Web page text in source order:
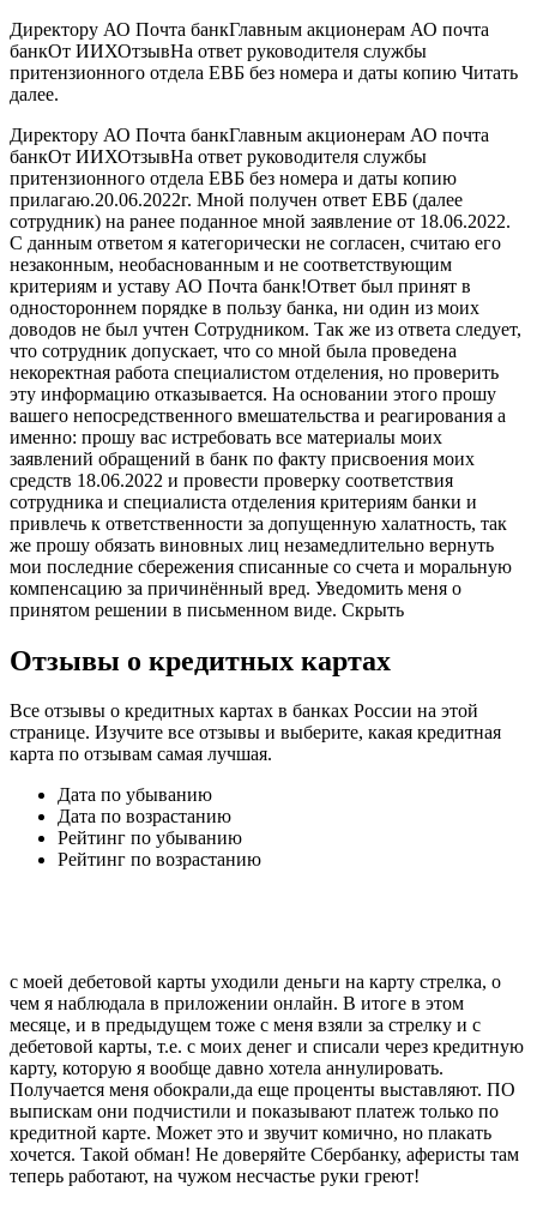
Директору АО Почта банкГлавным акционерам АО почта
банкОт ИИХОтзывНа ответ руководителя службы
притензионного отдела ЕВБ без номера и даты копию Читать
далее.
Директору АО Почта банкГлавным акционерам АО почта
банкОт ИИХОтзывНа ответ руководителя службы
притензионного отдела ЕВБ без номера и даты копию
прилагаю.20.06.2022г. Мной получен ответ ЕВБ (далее
сотрудник) на ранее поданное мной заявление от 18.06.2022.
С данным ответом я категорически не согласен, считаю его
незаконным, необаснованным и не соответствующим
критериям и уставу АО Почта банк!Ответ был принят в
одностороннем порядке в пользу банка, ни один из моих
доводов не был учтен Сотрудником. Так же из ответа следует,
что сотрудник допускает, что со мной была проведена
некоректная работа специалистом отделения, но проверить
эту информацию отказывается. На основании этого прошу
вашего непосредственного вмешательства и реагирования а
именно: прошу вас истребовать все материалы моих
заявлений обращений в банк по факту присвоения моих
средств 18.06.2022 и провести проверку соответствия
сотрудника и специалиста отделения критериям банки и
привлечь к ответственности за допущенную халатность, так
же прошу обязать виновных лиц незамедлительно вернуть
мои последние сбережения списанные со счета и моральную
компенсацию за причинённый вред. Уведомить меня о
принятом решении в письменном виде. Скрыть
Отзывы о кредитных картах
Все отзывы о кредитных картах в банках России на этой
странице. Изучите все отзывы и выберите, какая кредитная
карта по отзывам самая лучшая.
Дата по убыванию
Дата по возрастанию
Рейтинг по убыванию
Рейтинг по возрастанию
с моей дебетовой карты уходили деньги на карту стрелка, о
чем я наблюдала в приложении онлайн. В итоге в этом
месяце, и в предыдущем тоже с меня взяли за стрелку и с
дебетовой карты, т.е. с моих денег и списали через кредитную
карту, которую я вообще давно хотела аннулировать.
Получается меня обокрали,да еще проценты выставляют. ПО
выпискам они подчистили и показывают платеж только по
кредитной карте. Может это и звучит комично, но плакать
хочется. Такой обман! Не доверяйте Сбербанку, аферисты там
теперь работают, на чужом несчастье руки греют!